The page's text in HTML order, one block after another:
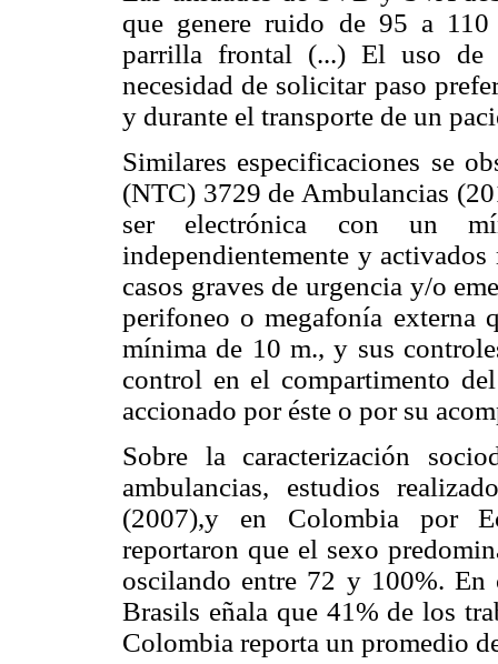
que genere ruido de 95 a 110
parrilla frontal (...) El uso de
necesidad de solicitar paso
y durante el transporte de un
Similares especificaciones se
(NTC) 3729 de Ambulancias
ser electrónica con un
independientemente y
casos graves de urgencia y/o
perifoneo o megafonía externa
mínima de 10 m., y sus
control en el compartimento
accionado por éste o por su
Sobre la caracterización
ambulancias, estudios
(2007),y en Colombia por
reportaron que el sexo
oscilando entre 72 y 100%. En
Brasils eñala que 41% de los
Colombia reporta un promedio